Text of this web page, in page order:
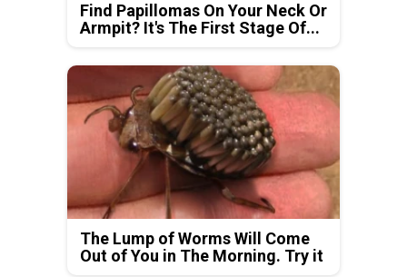
Find Papillomas On Your Neck Or
Armpit? It's The First Stage Of...
The Lump of Worms Will Come
Out of You in The Morning. Try it